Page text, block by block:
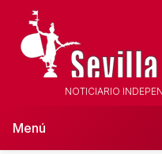
NOTICIARIO
Menú